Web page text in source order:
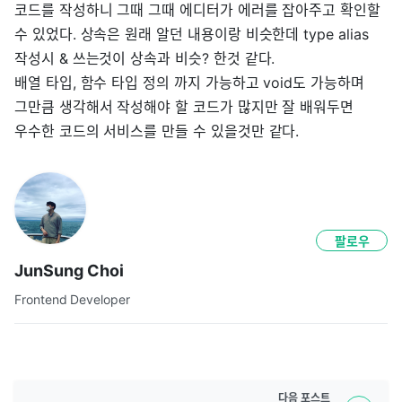
코드를 작성하니 그때 그때 에디터가 에러를 잡아주고 확인할
수 있었다. 상속은 원래 알던 내용이랑 비슷한데 type alias
작성시 & 쓰는것이 상속과 비슷? 한것 같다.
배열 타입, 함수 타입 정의 까지 가능하고 void도 가능하며
그만큼 생각해서 작성해야 할 코드가 많지만 잘 배워두면
우수한 코드의 서비스를 만들 수 있을것만 같다.
JunSung Choi
Frontend Developer
팔로우
다음 포스트